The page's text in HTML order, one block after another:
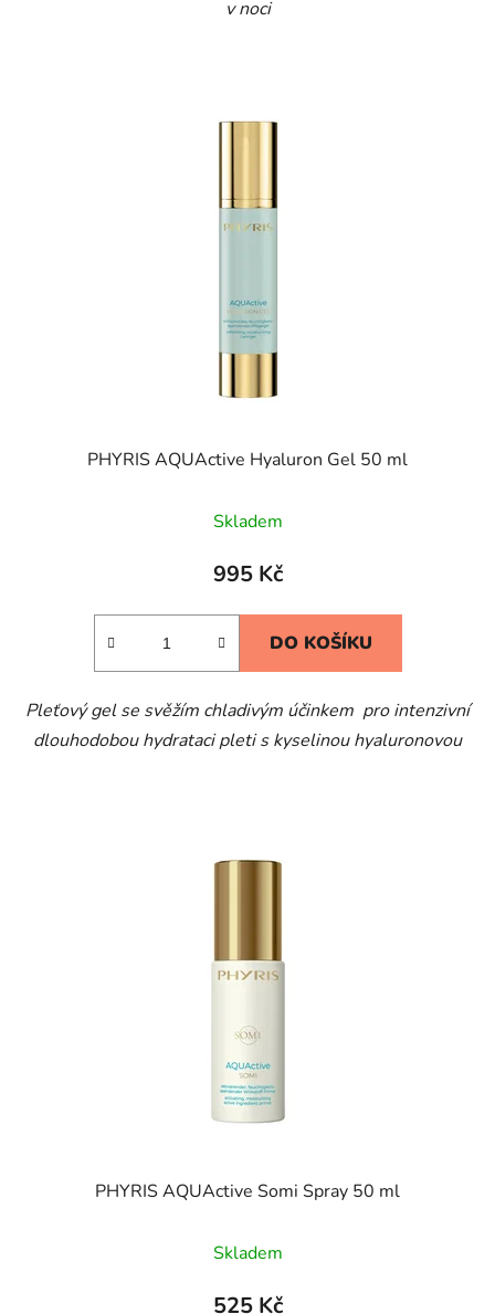
v noci
PHYRIS AQUActive Hyaluron Gel 50 ml
Skladem
995 Kč
DO KOŠÍKU
Pleťový gel se svěžím chladivým účinkem pro intenzivní
dlouhodobou hydrataci pleti s kyselinou hyaluronovou
PHYRIS AQUActive Somi Spray 50 ml
Skladem
525 Kč